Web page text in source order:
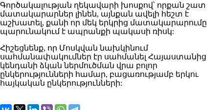
Գործակալության ղեկավարի խոսքով՝ որքան շատ
մատակարարներ լինեն, այնքան ավելի հեշտ է
աշխատել, քանի որ մեկ երկրից մատակարարումը
պարունակում է ապրանքի պակասի ռիսկ:
Հիշեցնենք, որ Մոսկվան նախկինում
սահմանափակումներ էր սահմանել Հայաստանից
կենդանի ձկան ներմուծման վրա բոլոր
ընկերությունների համար, բացառությամբ երկու
հայկական ընկերությունների: